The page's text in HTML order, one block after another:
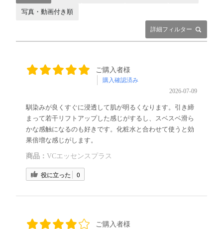
詳細フィルター
写真・動画付き順
ご購入者様
購入確認済み
2026-07-09
馴染みが良くすぐに浸透して肌が明るくなります。引き締
まって若干リフトアップした感じがするし、スベスベ滑ら
かな感触になるのも好きです。化粧水と合わせて使うと効
果倍増な感じがします。
商品：VCエッセンスプラス
役に立った 0
ご購入者様